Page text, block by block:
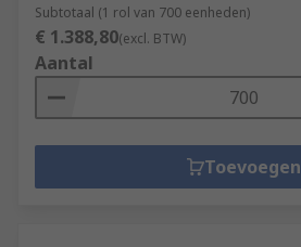
Subtotaal (1 rol van 700 eenheden)
€ 1.388,80(excl. BTW)
Aantal
Toevoegen